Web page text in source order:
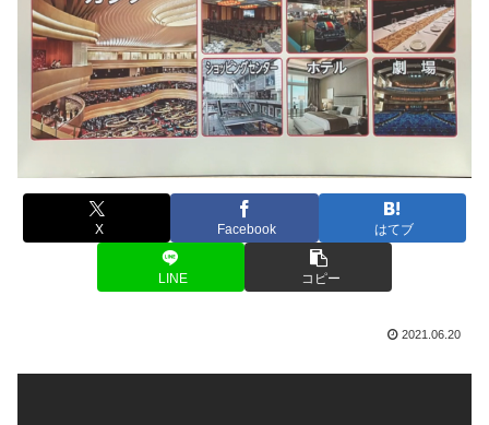
X Facebook はてブ
LINE コピー
2021.06.20